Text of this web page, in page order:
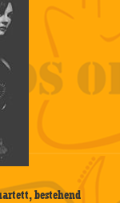
bestehend